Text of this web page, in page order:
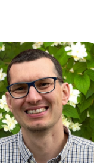
David Born